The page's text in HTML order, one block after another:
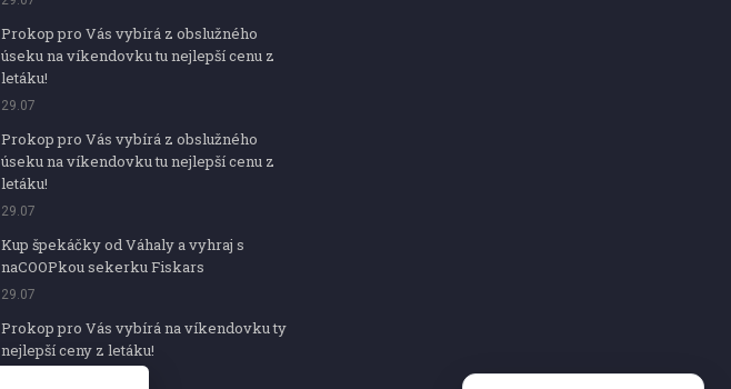
Prokop pro Vás vybírá z obslužného
úseku na víkendovku tu nejlepší cenu z
letáku!
29.07
Prokop pro Vás vybírá z obslužného
úseku na víkendovku tu nejlepší cenu z
letáku!
29.07
Kup špekáčky od Váhaly a vyhraj s
naCOOPkou sekerku Fiskars
29.07
Prokop pro Vás vybírá na víkendovku ty
nejlepší ceny z letáku!